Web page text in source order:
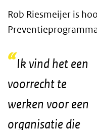
Rob Riesmeijer is
Ik vind het een
voorrecht te
werken voor een
organisatie die